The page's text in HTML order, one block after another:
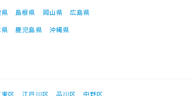
島根県 岡山県
広島県
鹿児島県 沖縄県
区 江戸川区 品川区
中野区